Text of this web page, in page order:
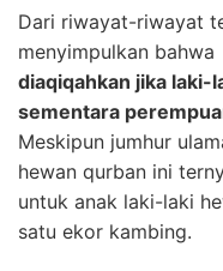
Dari riwayat-riwayat
menyimpulkan bahwa
diaqiqahkan jika laki-
sementara
Meskipun jumhur
hewan qurban ini
untuk anak laki-laki
satu ekor kambing.